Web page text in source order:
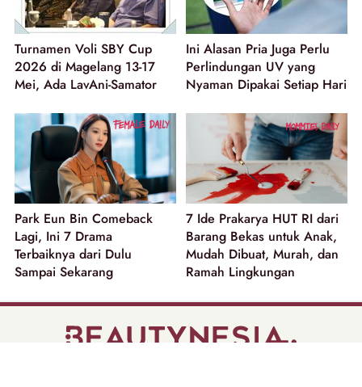
Turnamen Voli SBY Cup
2026 di Magelang 13-17
Mei, Ada LavAni-Samator
Ini Alasan Pria Juga Perlu
Perlindungan UV yang
Nyaman Dipakai Setiap Hari
Park Eun Bin Comeback
Lagi, Ini 7 Drama
Terbaiknya dari Dulu
Sampai Sekarang
7 Ide Prakarya HUT RI dari
Barang Bekas untuk Anak,
Mudah Dibuat, Murah, dan
Ramah Lingkungan